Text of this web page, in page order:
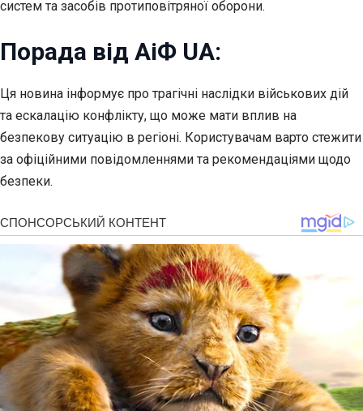
систем та засобів протиповітряної оборони.
Порада від АіФ UA:
Ця новина інформує про трагічні наслідки військових дій
та ескалацію конфлікту, що може мати вплив на
безпекову ситуацію в регіоні. Користувачам варто стежити
за офіційними повідомленнями та рекомендаціями щодо
безпеки.